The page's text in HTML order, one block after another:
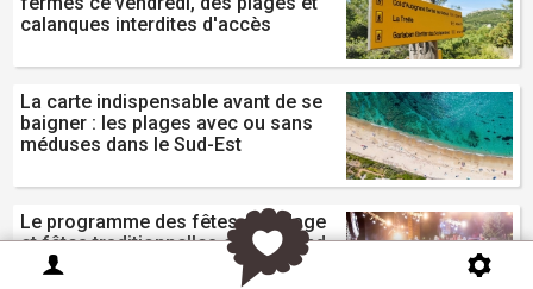
calanques interdites d'accès
La carte indispensable avant de se
baigner : les plages avec ou sans
méduses dans le Sud-Est
Le programme des fêtes de village
et fêtes traditionnelles ce weekend
du 8 et 9 août en PACA